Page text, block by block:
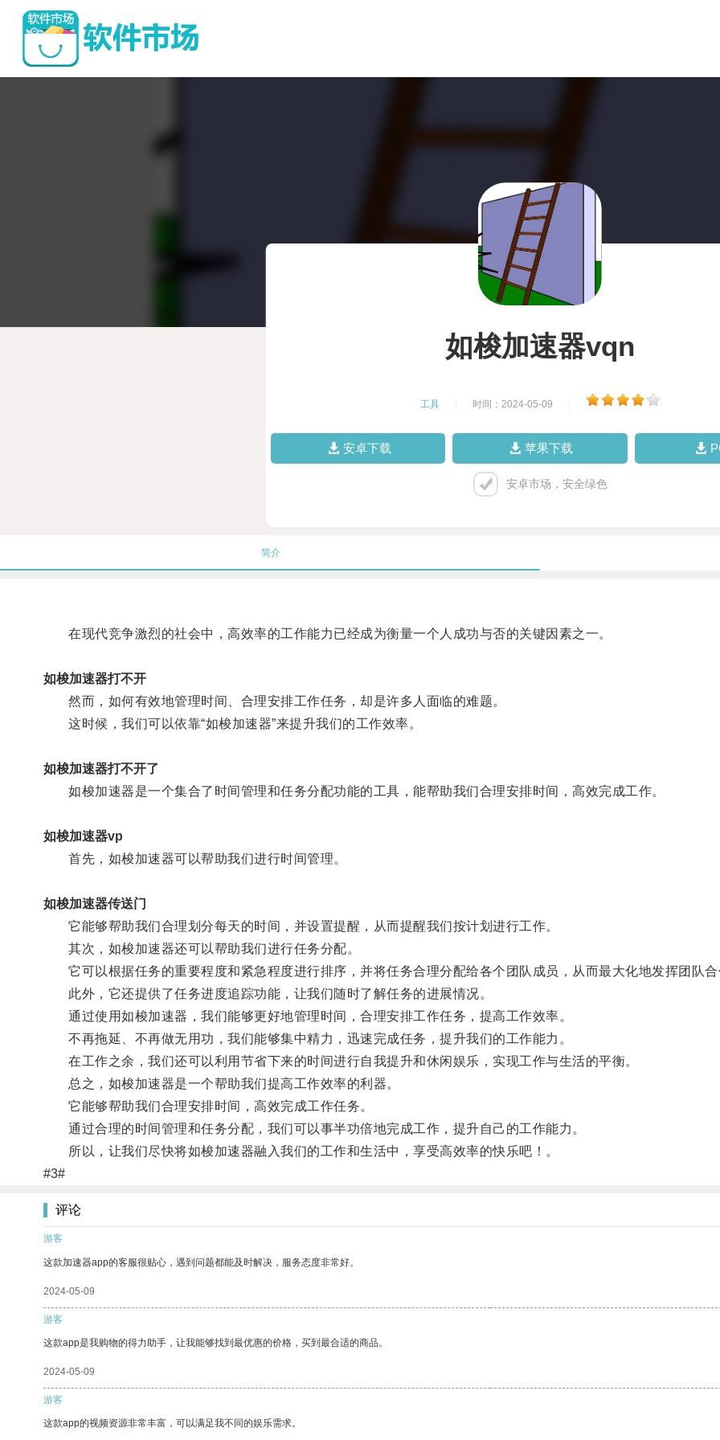
如梭加速器vqn
工具 时间：2024-05-09
安卓下载 苹果下载
安卓市场，安全绿色
简介
在现代竞争激烈的社会中，高效率的工作能力已经成为衡量一个人成功与否的关键因素之一。
如梭加速器打不开
然而，如何有效地管理时间、合理安排工作任务，却是许多人面临的难题。
这时候，我们可以依靠“如梭加速器”来提升我们的工作效率。
如梭加速器打不开了
如梭加速器是一个集合了时间管理和任务分配功能的工具，能帮助我们合理安排时间，高效完成工作。
如梭加速器vp
首先，如梭加速器可以帮助我们进行时间管理。
如梭加速器传送门
它能够帮助我们合理划分每天的时间，并设置提醒，从而提醒我们按计划进行工作。
其次，如梭加速器还可以帮助我们进行任务分配。
它可以根据任务的重要程度和紧急程度进行排序，并将任务合理分配给各个团队成员，从而最大化地发挥团队合
此外，它还提供了任务进度追踪功能，让我们随时了解任务的进展情况。
通过使用如梭加速器，我们能够更好地管理时间，合理安排工作任务，提高工作效率。
不再拖延、不再做无用功，我们能够集中精力，迅速完成任务，提升我们的工作能力。
在工作之余，我们还可以利用节省下来的时间进行自我提升和休闲娱乐，实现工作与生活的平衡。
总之，如梭加速器是一个帮助我们提高工作效率的利器。
它能够帮助我们合理安排时间，高效完成工作任务。
通过合理的时间管理和任务分配，我们可以事半功倍地完成工作，提升自己的工作能力。
所以，让我们尽快将如梭加速器融入我们的工作和生活中，享受高效率的快乐吧！。
#3#
评论
游客
这款加速器app的客服很贴心，遇到问题都能及时解决，服务态度非常好。
2024-05-09
游客
这款app是我购物的得力助手，让我能够找到最优惠的价格，买到最合适的商品。
2024-05-09
游客
这款app的视频资源非常丰富，可以满足我不同的娱乐需求。